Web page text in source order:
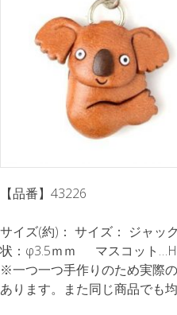
【品番】43226
サイズ(約)： サイズ： ジャッ
状：φ3.5ｍｍ マスコット
※一つ一つ手作りのため実際
あります。また同じ商品でも